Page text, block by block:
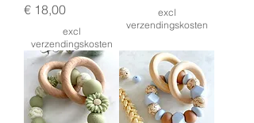
Prijs
€ 18,00
excl
verzendingskosten
excl
verzendingskosten